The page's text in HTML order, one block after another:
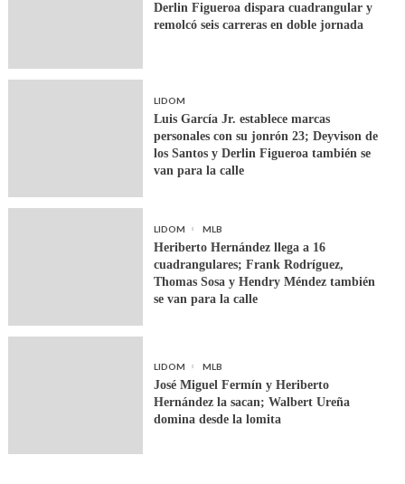
Derlin Figueroa dispara cuadrangular y
remolcó seis carreras en doble jornada
LIDOM
Luis García Jr. establece marcas
personales con su jonrón 23; Deyvison de
los Santos y Derlin Figueroa también se
van para la calle
LIDOM MLB
Heriberto Hernández llega a 16
cuadrangulares; Frank Rodríguez,
Thomas Sosa y Hendry Méndez también
se van para la calle
LIDOM MLB
José Miguel Fermín y Heriberto
Hernández la sacan; Walbert Ureña
domina desde la lomita